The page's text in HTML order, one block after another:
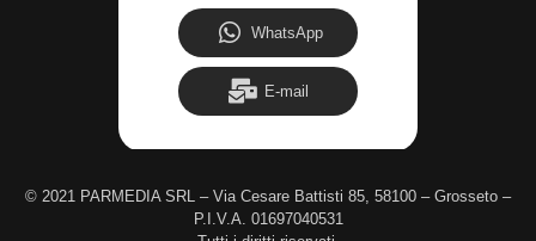
WhatsApp
E-mail
© 2021 PARMEDIA SRL – Via Cesare Battisti 85, 58100 – Grosseto –
P.I.V.A. 01697040531